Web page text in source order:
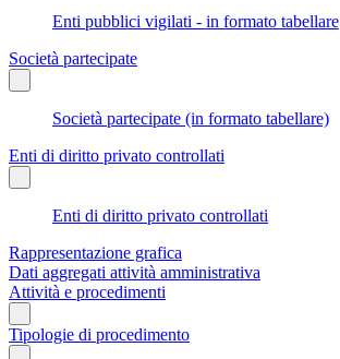
Enti pubblici vigilati - in formato tabellare
Società partecipate
Società partecipate (in formato tabellare)
Enti di diritto privato controllati
Enti di diritto privato controllati
Rappresentazione grafica
Dati aggregati attività amministrativa
Attività e procedimenti
Tipologie di procedimento